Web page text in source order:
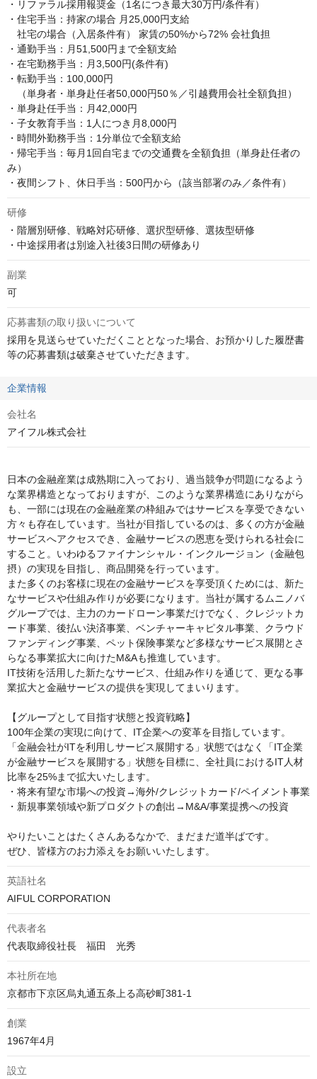
・リファラル採用報奨金（1名につき最大30万円/条件有）
・住宅手当：持家の場合 月25,000円支給
社宅の場合（入居条件有） 家賃の50%から72% 会社負担
・通勤手当：月51,500円まで全額支給
・在宅勤務手当：月3,500円(条件有)
・転勤手当：100,000円
（単身者・単身赴任者50,000円50％／引越費用会社全額負担）
・単身赴任手当：月42,000円
・子女教育手当：1人につき月8,000円
・時間外勤務手当：1分単位で全額支給
・帰宅手当：毎月1回自宅までの交通費を全額負担（単身赴任者の
み）
・夜間シフト、休日手当：500円から（該当部署のみ／条件有）
研修
・階層別研修、戦略対応研修、選択型研修、選抜型研修
・中途採用者は別途入社後3日間の研修あり
副業
可
応募書類の取り扱いについて
採用を見送らせていただくこととなった場合、お預かりした履歴書
等の応募書類は破棄させていただきます。
企業情報
会社名
アイフル株式会社
日本の金融産業は成熟期に入っており、過当競争が問題になるよう
な業界構造となっておりますが、このような業界構造にありながら
も、一部には現在の金融産業の枠組みではサービスを享受できない
方々も存在しています。当社が目指しているのは、多くの方が金融
サービスへアクセスでき、金融サービスの恩恵を受けられる社会に
すること。いわゆるファイナンシャル・インクルージョン（金融包
摂）の実現を目指し、商品開発を行っています。
また多くのお客様に現在の金融サービスを享受頂くためには、新た
なサービスや仕組み作りが必要になります。当社が属するムニノバ
グループでは、主力のカードローン事業だけでなく、クレジットカ
ード事業、後払い決済事業、ベンチャーキャピタル事業、クラウド
ファンディング事業、ペット保険事業など多様なサービス展開とさ
らなる事業拡大に向けたM&Aも推進しています。
IT技術を活用した新たなサービス、仕組み作りを通じて、更なる事
業拡大と金融サービスの提供を実現してまいります。
【グループとして目指す状態と投資戦略】
100年企業の実現に向けて、IT企業への変革を目指しています。
「金融会社がITを利用しサービス展開する」状態ではなく「IT企業
が金融サービスを展開する」状態を目標に、全社員におけるIT人材
比率を25%まで拡大いたします。
・将来有望な市場への投資→海外/クレジットカード/ペイメント事業
・新規事業領域や新プロダクトの創出→M&A/事業提携への投資
やりたいことはたくさんあるなかで、まだまだ道半ばです。
ぜひ、皆様方のお力添えをお願いいたします。
英語社名
AIFUL CORPORATION
代表者名
代表取締役社長　福田　光秀
本社所在地
京都市下京区烏丸通五条上る高砂町381-1
創業
1967年4月
設立